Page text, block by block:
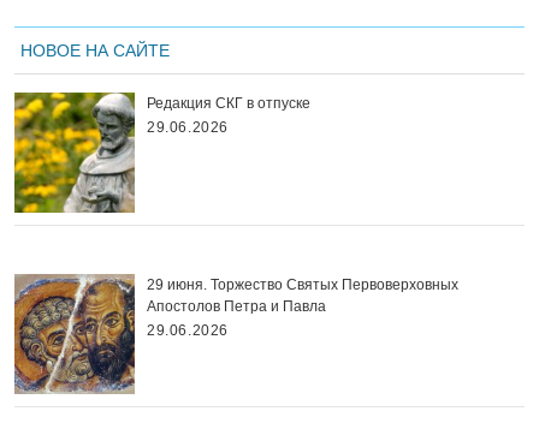
НОВОЕ НА САЙТЕ
Редакция СКГ в отпуске
29.06.2026
29 июня. Торжество Святых Первоверховных
Апостолов Петра и Павла
29.06.2026